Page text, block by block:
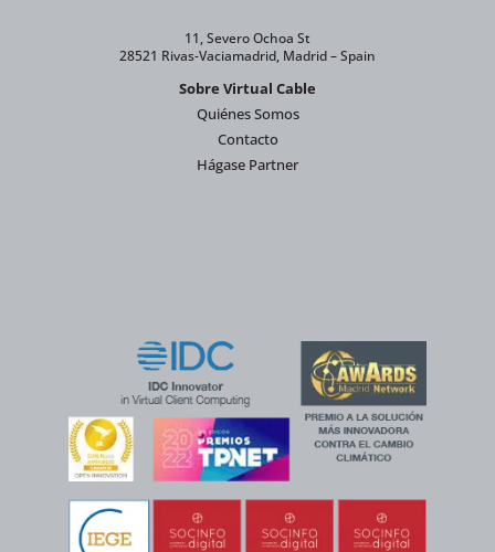
11, Severo Ochoa St
28521 Rivas-Vaciamadrid, Madrid – Spain
Sobre Virtual Cable
Quiénes Somos
Contacto
Hágase Partner